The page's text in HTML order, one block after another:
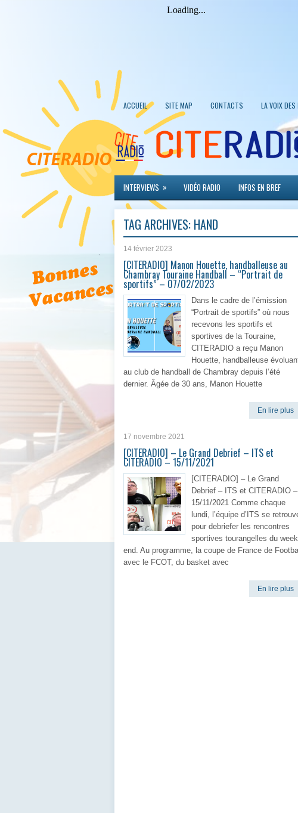
ACCUEIL SITE MAP CONTACTS LA VOIX
INTERVIEWS » VIDÉO RADIO INFOS EN BREF
TAG ARCHIVES: HAND
14 février 2023
[CITERADIO] Manon Houette, handballeuse au
Chambray Touraine Handball – “Portrait de
sportifs” – 07/02/2023
Dans le cadre de l’émission
“Portrait de sportifs” où nous
recevons les sportifs et
sportives de la Touraine,
CITERADIO a reçu Manon
Houette, handballeuse
au club de handball de Chambray depuis l’été
dernier. Âgée de 30 ans, Manon Houette
En lire plus
17 novembre 2021
[CITERADIO] – Le Grand Debrief – ITS et
CITERADIO – 15/11/2021
[CITERADIO] – Le Grand
Debrief – ITS et CITERADIO –
15/11/2021 Comme chaque
lundi, l’équipe d’ITS se
pour debriefer les rencontres
sportives tourangelles du
end. Au programme, la coupe de France de
avec le FCOT, du basket avec
En lire plus